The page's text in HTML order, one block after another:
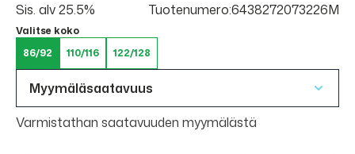
Sis. alv 25.5% Tuotenumero:6438272073226M
Valitse koko
86/92
110/116 122/128
Myymäläsaatavuus
Varmistathan saatavuuden myymälästä